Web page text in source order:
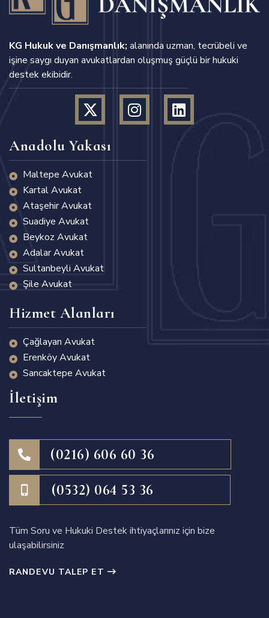
KG Hukuk ve Danışmanlık; alanında uzman, tecrübeli ve
işine saygı duyan avukatlardan oluşmuş güçlü bir hukuki
destek ekibidir.
Anadolu Yakası
Maltepe Avukat
Kartal Avukat
Ataşehir Avukat
Suadiye Avukat
Beykoz Avukat
Adalar Avukat
Sultanbeyli Avukat
Şile Avukat
Hizmet Alanları
Çağlayan Avukat
Erenköy Avukat
Sancaktepe Avukat
İletişim
(0216) 606 60 36
(0532) 064 53 36
Tüm Soru ve Hukuki Destek ihtiyaçlarınız için bize
ulaşabilirsiniz
RANDEVU TALEP ET